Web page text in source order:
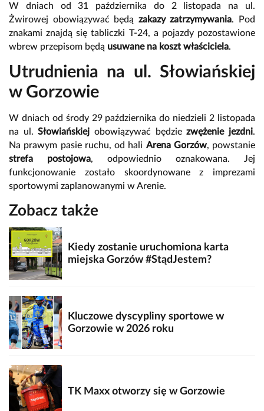
W dniach od 31 października do 2 listopada na ul.
Żwirowej obowiązywać będą zakazy zatrzymywania. Pod
znakami znajdą się tabliczki T-24, a pojazdy pozostawione
wbrew przepisom będą usuwane na koszt właściciela.
Utrudnienia na ul. Słowiańskiej
w Gorzowie
W dniach od środy 29 października do niedzieli 2 listopada
na ul.Słowiańskiej obowiązywać będziezwężenie jezdni.
Na prawym pasie ruchu, od hali Arena Gorzów, powstanie
strefa postojowa, odpowiednio oznakowana. Jej
funkcjonowanie zostało skoordynowane z imprezami
sportowymi zaplanowanymi w Arenie.
Zobacz także
Kiedy zostanie uruchomiona karta
miejska Gorzów #StądJestem?
Kluczowe dyscypliny sportowe w
Gorzowie w 2026 roku
TK Maxx otworzy się w Gorzowie